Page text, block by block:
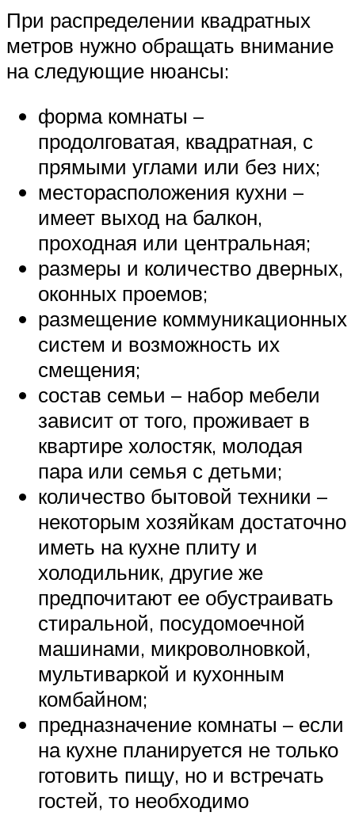
При распределении квадратных
метров нужно обращать внимание
на следующие нюансы:
форма комнаты –
продолговатая, квадратная, с
прямыми углами или без них;
месторасположения кухни –
имеет выход на балкон,
проходная или центральная;
размеры и количество дверных,
оконных проемов;
размещение коммуникационных
систем и возможность их
смещения;
состав семьи – набор мебели
зависит от того, проживает в
квартире холостяк, молодая
пара или семья с детьми;
количество бытовой техники –
некоторым хозяйкам достаточно
иметь на кухне плиту и
холодильник, другие же
предпочитают ее обустраивать
стиральной, посудомоечной
машинами, микроволновкой,
мультиваркой и кухонным
комбайном;
предназначение комнаты – если
на кухне планируется не только
готовить пищу, но и встречать
гостей, то необходимо